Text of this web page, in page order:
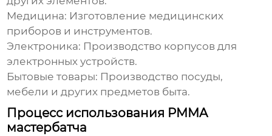
Медицина: Изготовление медицинских
приборов и инструментов.
Электроника: Производство корпусов для
электронных устройств.
Бытовые товары: Производство посуды,
мебели и других предметов быта.
Процесс использования PMMA
мастербатча